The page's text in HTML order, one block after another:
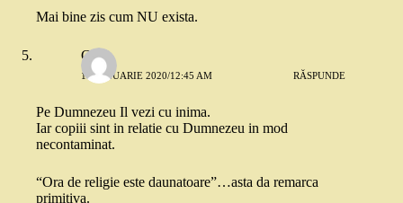
Mai bine zis cum NU exista.
Geo
17 IANUARIE 2020/12:45 AM RĂSPUNDE
Pe Dumnezeu Il vezi cu inima.
Iar copiii sint in relatie cu Dumnezeu in mod
necontaminat.
“Ora de religie este daunatoare”…asta da remarca
primitiva.